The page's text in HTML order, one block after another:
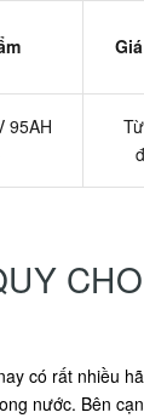
95AH
có rất nhiều
nước. Bên